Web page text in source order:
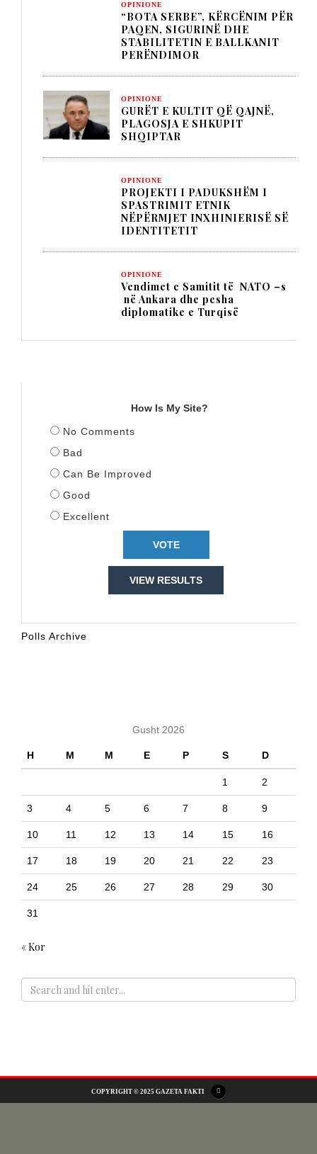
OPINIONE
“BOTA SERBE”, KËRCËNIM PËR
PAQEN, SIGURINË DHE
STABILITETIN E BALLKANIT
PERËNDIMOR
OPINIONE
GURËT E KULTIT QË QAJNË,
PLAGOSJA E SHKUPIT
SHQIPTAR
OPINIONE
PROJEKTI I PADUKSHËM I
SPASTRIMIT ETNIK
NËPËRMJET INXHINIERISË SË
IDENTITETIT
OPINIONE
Vendimet e Samitit të NATO –s
në Ankara dhe pesha
diplomatike e Turqisë
How Is My Site?
No Comments
Bad
Can Be Improved
Good
Excellent
VIEW RESULTS
Polls Archive
Gusht 2026
H M M E P S D
1 2
3 4 5 6 7 8 9
10 11 12 13 14 15 16
17 18 19 20 21 22 23
24 25 26 27 28 29 30
31
« Kor
COPYRIGHT © 2025 GAZETA FAKTI